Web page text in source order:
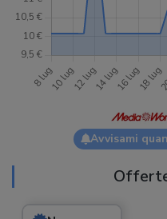
Avvisami